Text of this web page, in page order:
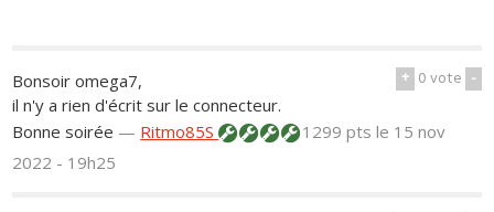
+ 0vote -
Bonsoir omega7,
il n'y a rien d'écrit sur le connecteur.
Bonne soirée — Ritmo85S 1299 ptsle 15 nov
2022 - 19h25